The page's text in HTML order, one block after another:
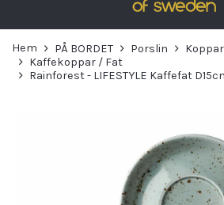
Hem PÅ BORDET Porslin
Kaffekoppar / Fat
Rainforest - LIFESTYLE Kaffefat